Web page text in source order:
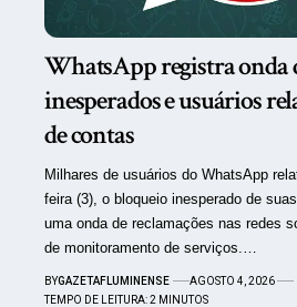
WhatsApp registra onda
inesperados e usuários
de contas
Milhares de usuários do WhatsApp
feira (3), o bloqueio inesperado de
uma onda de reclamações nas redes
de monitoramento de serviços.…
BYGAZETAFLUMINENSE
AGOSTO 4, 2026
TEMPO DE LEITURA: 2 MINUTOS